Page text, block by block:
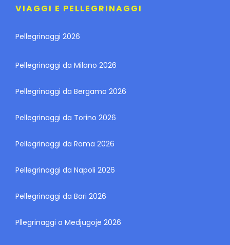
VIAGGI E PELLEGRINAGGI
Pellegrinaggi 2026
Pellegrinaggi da Milano 2026
Pellegrinaggi da Bergamo 2026
Pellegrinaggi da Torino 2026
Pellegrinaggi da Roma 2026
Pellegrinaggi da Napoli 2026
Pellegrinaggi da Bari 2026
Pllegrinaggi a Medjugoje 2026